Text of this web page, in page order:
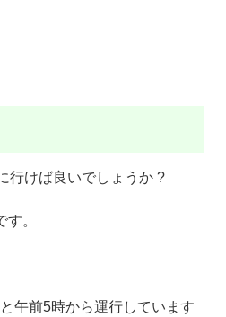
行けば良いでしょうか ?
。
午前5時から運行しています